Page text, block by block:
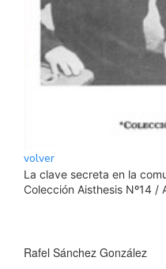
volver
La clave secreta en la
Colección Aisthesis Nº14 /
Rafel Sánchez González